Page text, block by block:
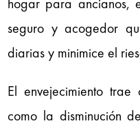
seguro y acogedor
diarias y minimice el
El envejecimiento trae
como la disminución